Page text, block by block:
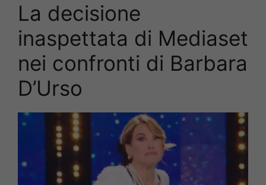
La decisione
inaspettata di Mediaset
nei confronti di Barbara
D’Urso